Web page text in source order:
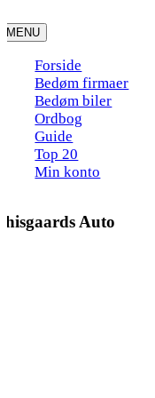
to
content
MENU
Forside
Bedøm firmaer
Bedøm biler
Ordbog
Guide
Top 20
Min konto
Auto